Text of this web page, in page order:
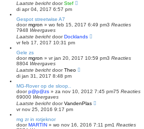
Laatste bericht doorStef
di apr 04, 2017 6:57 pm
Gespot streetwise A7
doormgron » wo feb 15, 2017 6:49 pm3 Reacties
7948 Weergaves
Laatste bericht doorDocklands
vr feb 17, 2017 10:31 pm
Gele zs
doormgron » vr jan 20, 2017 10:59 pm3 Reacties
8804 Weergaves
Laatste bericht doorTheo
di jan 31, 2017 8:48 pm
MG-Rover op de sloop..
doorp@p@zs » za nov 10, 2012 7:45 pm75 Reacties
69000 Weergaves
Laatste bericht doorVandenPlas
vr nov 25, 2016 9:17 pm
mg zr in rotjeknor
doorMARTIN » wo nov 16, 2016 7:11 pm1 Reacties